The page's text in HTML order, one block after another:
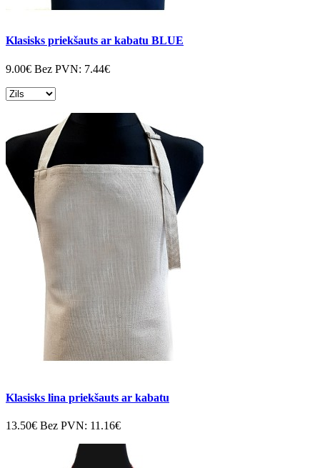
Klasisks priekšauts ar kabatu BLUE
9.00€ Bez PVN: 7.44€
Klasisks lina priekšauts ar kabatu
13.50€ Bez PVN: 11.16€